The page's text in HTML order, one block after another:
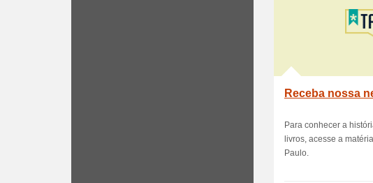
Receba nossa
Para conhecer a
livros, acesse a
Paulo.